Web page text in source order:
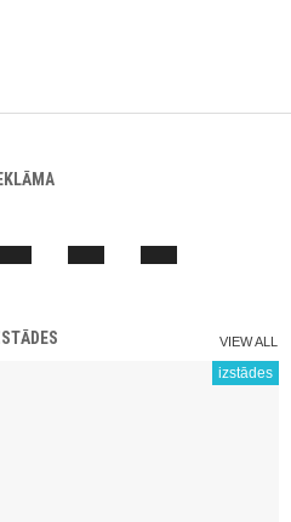
VIEW ALL
izstādes